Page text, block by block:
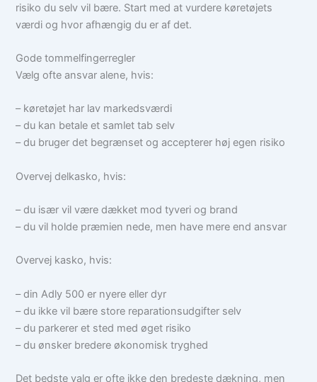
risiko du selv vil bære. Start med at vurdere køretøjets
værdi og hvor afhængig du er af det.
Gode tommelfingerregler
Vælg ofte ansvar alene, hvis:
– køretøjet har lav markedsværdi
– du kan betale et samlet tab selv
– du bruger det begrænset og accepterer høj egen risiko
Overvej delkasko, hvis:
– du især vil være dækket mod tyveri og brand
– du vil holde præmien nede, men have mere end ansvar
Overvej kasko, hvis:
– din Adly 500 er nyere eller dyr
– du ikke vil bære store reparationsudgifter selv
– du parkerer et sted med øget risiko
– du ønsker bredere økonomisk tryghed
Det bedste valg er ofte ikke den bredeste dækning, men